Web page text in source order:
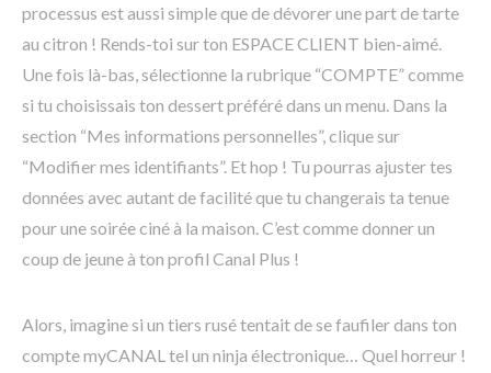
processus est aussi simple que de dévorer une part de tarte
au citron ! Rends-toi sur ton ESPACE CLIENT bien-aimé.
Une fois là-bas, sélectionne la rubrique “COMPTE” comme
si tu choisissais ton dessert préféré dans un menu. Dans la
section “Mes informations personnelles”, clique sur
“Modifier mes identifiants”. Et hop ! Tu pourras ajuster tes
données avec autant de facilité que tu changerais ta tenue
pour une soirée ciné à la maison. C’est comme donner un
coup de jeune à ton profil Canal Plus !
Alors, imagine si un tiers rusé tentait de se faufiler dans ton
compte myCANAL tel un ninja électronique… Quel horreur !